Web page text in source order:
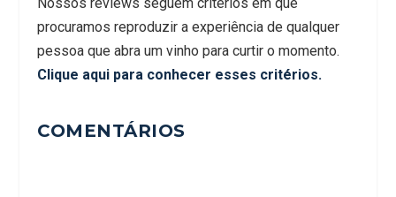
procuramos reproduzir a experiência de qualquer
pessoa que abra um vinho para curtir o momento.
Clique aqui para conhecer esses critérios.
COMENTÁRIOS